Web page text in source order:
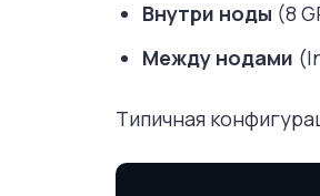
Внутри ноды (8
Между нодами
Типичная